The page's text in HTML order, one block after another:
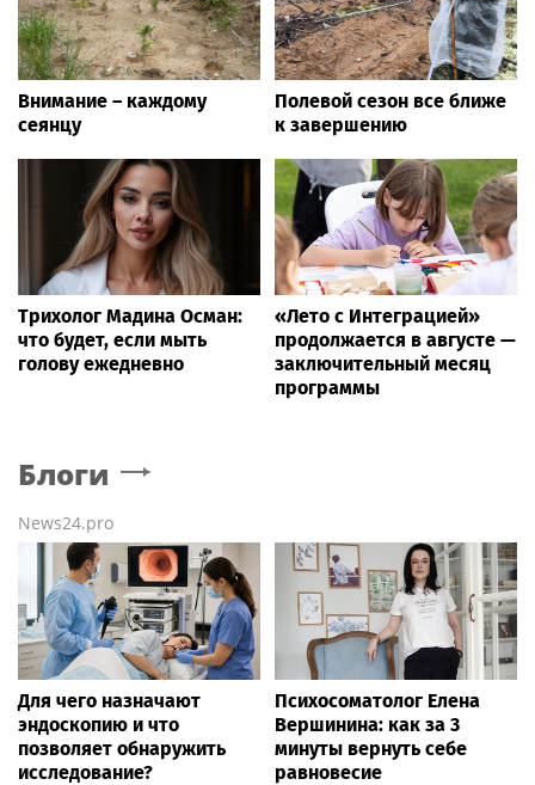
Внимание – каждому
сеянцу
Полевой сезон все ближе
к завершению
Трихолог Мадина Осман:
что будет, если мыть
голову ежедневно
«Лето с Интеграцией»
продолжается в августе —
заключительный месяц
программы
Блоги
News24.pro
Для чего назначают
эндоскопию и что
позволяет обнаружить
исследование?
Психосоматолог Елена
Вершинина: как за 3
минуты вернуть себе
равновесие